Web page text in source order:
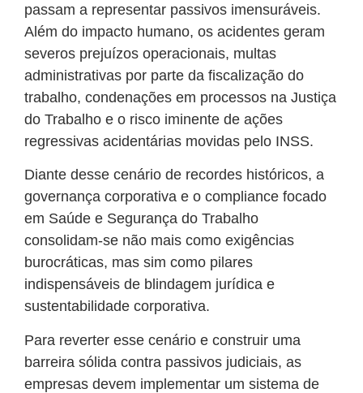
passam a representar passivos imensuráveis.
Além do impacto humano, os acidentes geram
severos prejuízos operacionais, multas
administrativas por parte da fiscalização do
trabalho, condenações em processos na Justiça
do Trabalho e o risco iminente de ações
regressivas acidentárias movidas pelo INSS.
Diante desse cenário de recordes históricos, a
governança corporativa e o compliance focado
em Saúde e Segurança do Trabalho
consolidam-se não mais como exigências
burocráticas, mas sim como pilares
indispensáveis de blindagem jurídica e
sustentabilidade corporativa.
Para reverter esse cenário e construir uma
barreira sólida contra passivos judiciais, as
empresas devem implementar um sistema de